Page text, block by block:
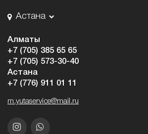
Астана
Алматы
+7 (705) 385 65 65
+7 (705) 573-30-40
Астана
+7 (776) 911 01 11
m.yutaservice@mail.ru